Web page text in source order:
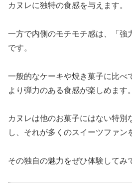
カヌレに独特の食感を与えます。
一方で内側のモチモチ感は、「強
です。
一般的なケーキや焼き菓子に比べ
より弾力のある食感が楽しめます。
カヌレは他のお菓子にはない特別
し、それが多くのスイーツファン
その独自の魅力をぜひ体験してみ